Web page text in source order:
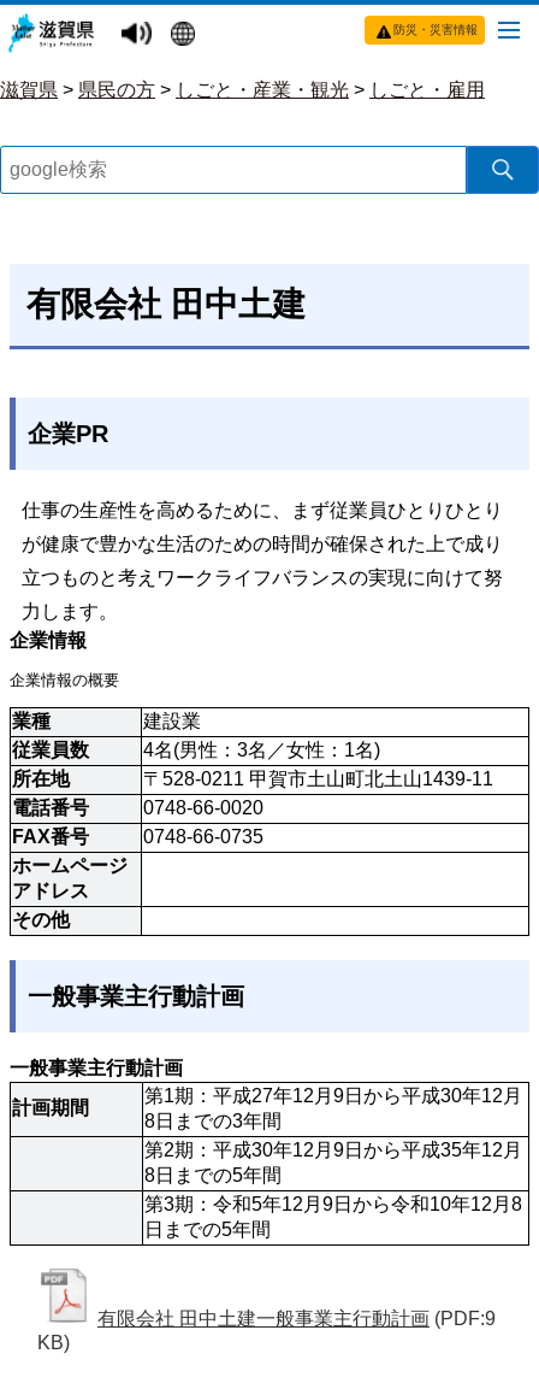
防災・災害情報
滋賀県 > 県民の方 > しごと・産業・観光 > しごと・雇用
有限会社 田中土建
企業PR
仕事の生産性を高めるために、まず従業員ひとりひとり
が健康で豊かな生活のための時間が確保された上で成り
立つものと考えワークライフバランスの実現に向けて努
力します。
企業情報
企業情報の概要
業種
建設業
従業員数
4名(男性：3名／女性：1名)
所在地
〒528-0211 甲賀市土山町北土山1439-11
電話番号
0748-66-0020
FAX番号
0748-66-0735
ホームページ
アドレス
その他
一般事業主行動計画
一般事業主行動計画
計画期間
第1期：平成27年12月9日から平成30年12月
8日までの3年間
第2期：平成30年12月9日から平成35年12月
8日までの5年間
第3期：令和5年12月9日から令和10年12月8
日までの5年間
有限会社 田中土建一般事業主行動計画 (PDF:9
KB)